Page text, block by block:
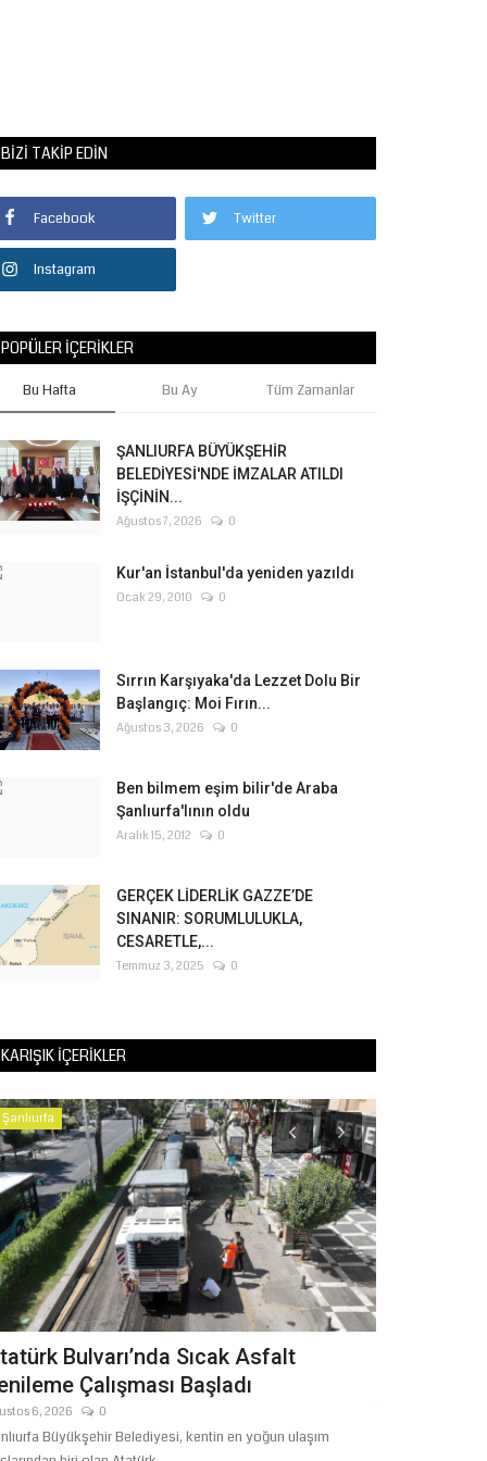
BIZI TAKIP EDIN
Facebook Twitter
Instagram
POPÜLER İÇERIKLER
Bu Hafta Bu Ay Tüm Zamanlar
ŞANLIURFA BÜYÜKŞEHİR
BELEDİYESİ'NDE İMZALAR ATILDI
İŞÇİNİN...
Ağustos 7, 2026 0
Kur'an İstanbul'da yeniden yazıldı
Ocak 29, 2010 0
Sırrın Karşıyaka'da Lezzet Dolu Bir
Başlangıç: Moi Fırın...
Ağustos 3, 2026 0
Ben bilmem eşim bilir'de Araba
Şanlıurfa'lının oldu
Aralık 15, 2012 0
GERÇEK LİDERLİK GAZZE’DE
SINANIR: SORUMLULUKLA,
CESARETLE,...
Temmuz 3, 2025 0
KARIŞIK İÇERIKLER
Şanlıurfa
Bulvarı’nda Sıcak Asfalt
Çalışması Başladı
6, 2026 0
Büyükşehir Belediyesi, kentin en yoğun ulaşım